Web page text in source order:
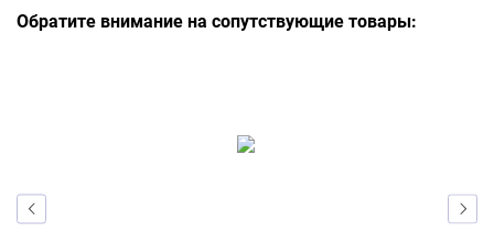
Обратите внимание на сопутствующие товары: